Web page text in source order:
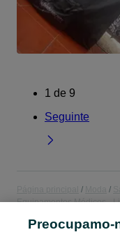
1 de 9
Seguinte
Equipamentos Médicos -
Preocupamo-